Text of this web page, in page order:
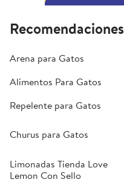
Recomendaciones
Arena para Gatos
Alimentos Para Gatos
Repelente para Gatos
Churus para Gatos
Limonadas Tienda Love
Lemon Con Sello